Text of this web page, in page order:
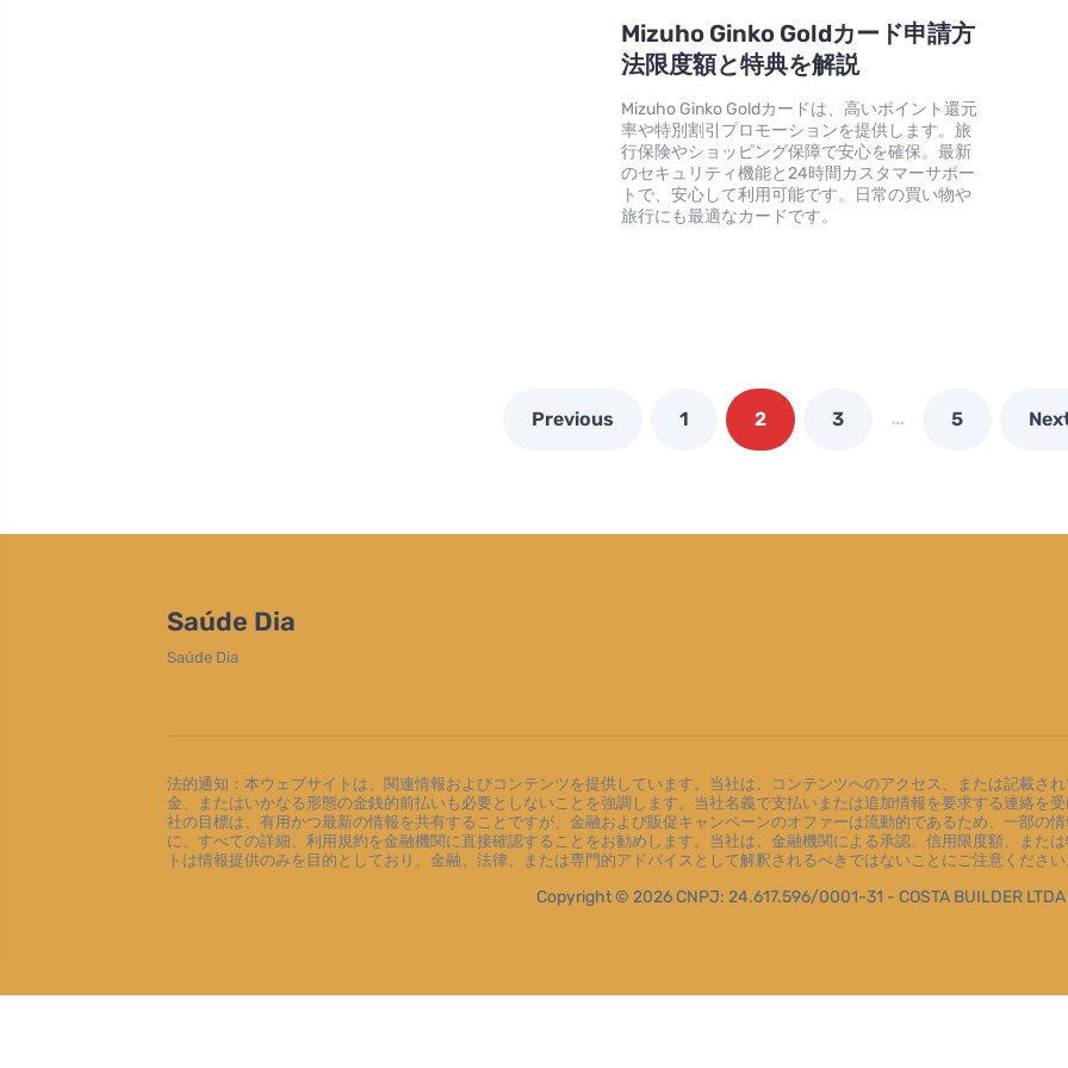
Mizuho Ginko Goldカード申請方
法限度額と特典を解説
Mizuho Ginko Goldカードは、高いポイント還元
率や特別割引プロモーションを提供します。旅
行保険やショッピング保障で安心を確保。最新
のセキュリティ機能と24時間カスタマーサポー
トで、安心して利用可能です。日常の買い物や
旅行にも最適なカードです。
Previous 1 2 3 … 5
Saúde Dia
Saúde Dia
法的通知：本ウェブサイトは、関連情報およびコンテンツを提供しています。当社は、コンテンツへのアクセス、または記載さ
金、またはいかなる形態の金銭的前払いも必要としないことを強調します。当社名義で支払いまたは追加情報を要求する連絡を
社の目標は、有用かつ最新の情報を共有することですが、金融および販促キャンペーンのオファーは流動的であるため、一部の
に、すべての詳細、利用規約を金融機関に直接確認することをお勧めします。当社は、金融機関による承認、信用限度額、また
トは情報提供のみを目的としており、金融、法律、または専門的アドバイスとして解釈されるべきではないことにご注意ください
Copyright © 2026 CNPJ: 24.617.596/0001-31 - COSTA BUILDER LTDA